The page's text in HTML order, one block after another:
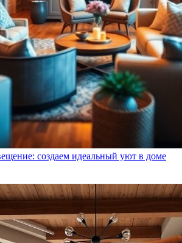
создаем идеальный уют в доме